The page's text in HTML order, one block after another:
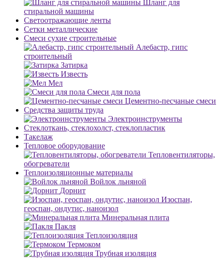
Шланг для
стиральной машины
Светоотражающие ленты
Сетки металлические
Смеси сухие строительные
Алебастр, гипс
строительный
Затирка
Известь
Мел
Смеси для пола
Цементно-песчаные смеси
Средства защиты труда
Электроинструменты
Стеклоткань, стеклохолст, стеклопластик
Такелаж
Тепловое оборудование
Тепловентиляторы,
обогреватели
Теплоизоляционные материалы
Войлок льняной
Дорнит
Изоспан,
геоспан, ондутис, наноизол
Минеральная плита
Пакля
Теплоизоляция
Термоком
Трубная изоляция